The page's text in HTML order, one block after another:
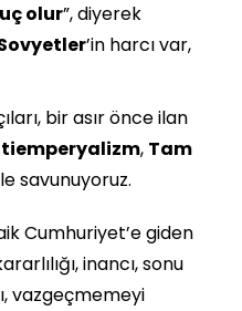
olur”, diyerek
’in harcı var,
bir asır önce ilan
, Tam
savunuyoruz.
Cumhuriyet’e giden
inancı, sonu
vazgeçmemeyi